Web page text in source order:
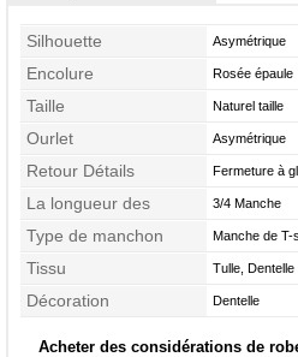
Silhouette Asymétrique
Encolure Rosée épaule
Taille Naturel taille
Ourlet Asymétrique
Retour Détails Fermeture à
La longueur des
manches
3/4 Manche
Type de manchon Manche de T-
Tissu Tulle, Dentelle
Décoration Dentelle
Acheter des considérations de